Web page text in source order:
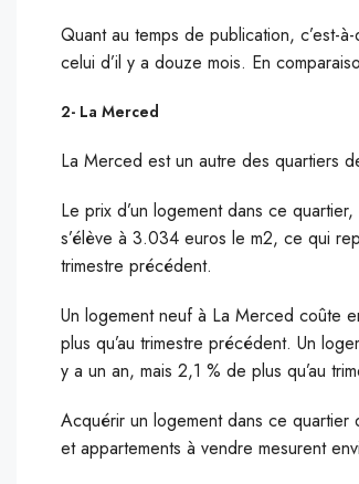
Quant au temps de publication, c’est-
celui d’il y a douze mois. En
2- La Merced
La Merced est un autre des quartiers
Le prix d’un logement dans ce
s’élève à 3.034 euros le m2, ce qui
trimestre précédent.
Un logement neuf à La Merced coûte
plus qu’au trimestre précédent. Un
y a un an, mais 2,1 % de plus qu’au
Acquérir un logement dans ce
et appartements à vendre mesurent